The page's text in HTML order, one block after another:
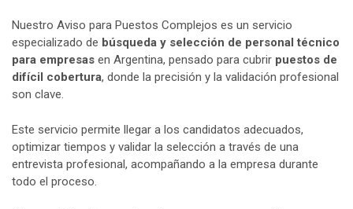
Nuestro Aviso para Puestos Complejos es un servicio
especializado de búsqueda y selección de personal técnico
para empresas en Argentina, pensado para cubrir puestos de
difícil cobertura, donde la precisión y la validación profesional
son clave.
Este servicio permite llegar a los candidatos adecuados,
optimizar tiempos y validar la selección a través de una
entrevista profesional, acompañando a la empresa durante
todo el proceso.